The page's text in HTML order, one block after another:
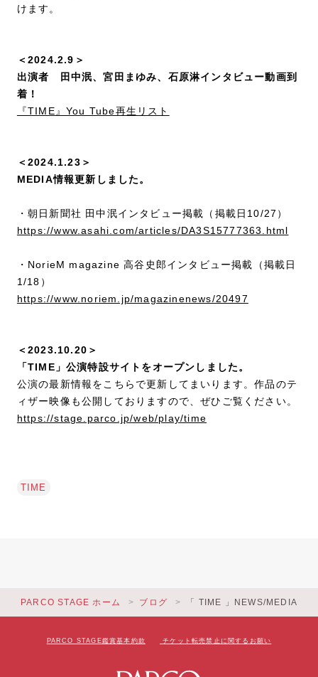
けます。
＜2024.2.9＞
出演者 田中泯、宮田まゆみ、石原淋インタビュー動画到
着！
『TIME』You Tube再生リスト
＜2024.1.23＞
MEDIA情報更新しました。
・朝日新聞社 田中泯インタビュー掲載（掲載日10/27）
https://www.asahi.com/articles/DA3S15777363.html
・NorieM magazine 高谷史郎インタビュー掲載（掲載日
1/18）
https://www.noriem.jp/magazinenews/20497
＜2023.10.20＞
「TIME」公演特設サイトをオープンしました。
公演の最新情報をこちらで更新してまいります。作品のテ
ィザー映像も公開しておりますので、ぜひご覧ください。
https://stage.parco.jp/web/play/time
TIME
PARCO STAGE ホーム ブログ 「 TIME 」NEWS/MEDIA
PARCO STAGE鑑賞基本約款 チケット転売禁止に関するお願い